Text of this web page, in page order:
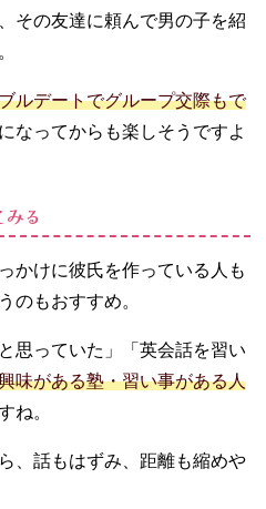
その友達に頼んで男の子を紹
ルデートでグループ交際もで
なってからも楽しそうですよ
る
かけに彼氏を作っている人も
のもおすすめ。
思っていた」「英会話を習い
味がある塾・習い事がある人
ね。
、話もはずみ、距離も縮めや